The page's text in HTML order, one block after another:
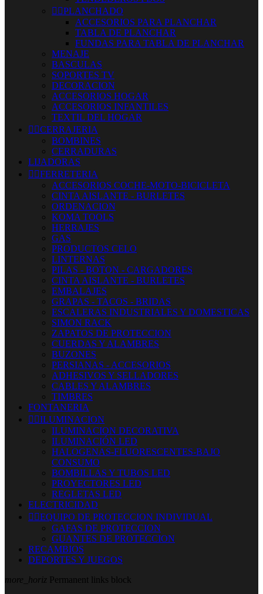
 PLANCHADO
ACCESORIOS PARA PLANCHAR
TABLA DE PLANCHAR
FUNDAS PARA TABLA DE PLANCHAR
MENAJE
BASCULAS
SOPORTES TV
DECORACION
ACCESORIOS HOGAR
ACCESORIOS INFANTILES
TEXTIL DEL HOGAR
 CERRAJERIA
BOMBINES
CERRADURAS
LIJADORAS
 FERRETERIA
ACCESORIOS COCHE-MOTO-BICICLETA
CINTA AISLANTE - BURLETES
ORDENACION
KOMA TOOLS
HERRAJES
GAS
PRODUCTOS CELO
LINTERNAS
PILAS - BOTON - CARGADORES
CINTA AISLANTE - BURLETES
EMBALAJES
GRAPAS - TACOS - BRIDAS
ESCALERAS INDUSTRIALES Y DOMESTICAS
SIMON RACK
ZAPATOS DE PROTECCION
CUERDAS Y ALAMBRES
BUZONES
PERSIANAS - ACCESORIOS
ADHESIVOS Y SELLADORES
CABLES Y ALAMBRES
TIMBRES
FONTANERIA
 ILUMINACION
ILUMINACION DECORATIVA
ILUMINACIÓN LED
HALOGENAS-FLUORESCENTES-BAJO
CONSUMO
BOMBILLAS Y TUBOS LED
PROYECTORES LED
REGLETAS LED
ELECTRICIDAD
 EQUIPO DE PROTECCION INDIVIDUAL
GAFAS DE PROTECCION
GUANTES DE PROTECCION
RECAMBIOS
DEPORTES Y JUEGOS
more_horiz Permanent links block